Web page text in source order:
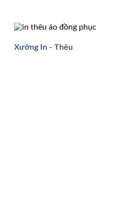
Xưởng In - Thêu